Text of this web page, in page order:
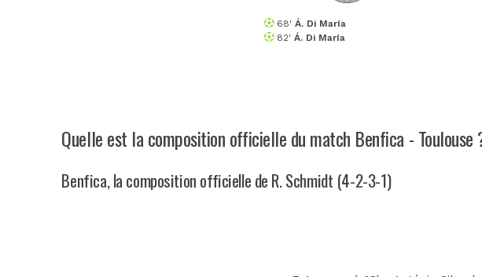
68' Á. Di María
82' Á. Di María
Quelle est la composition officielle du match Benfica - Toulouse
Benfica, la composition officielle de R. Schmidt (4-2-3-1)